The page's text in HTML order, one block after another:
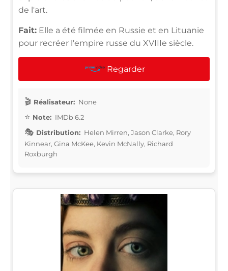
de l'art.
Fait: Elle a été filmée en Russie et en Lituanie
pour recréer l'empire russe du XVIIIe siècle.
Regarder
Réalisateur: None
Note: IMDb 6.2
Distribution: Helen Mirren, Jason Clarke, Rory
Kinnear, Gina McKee, Kevin McNally, Richard
Roxburgh